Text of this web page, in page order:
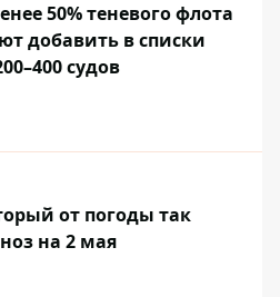
50% теневого флота
добавить в списки
судов
от погоды так
на 2 мая